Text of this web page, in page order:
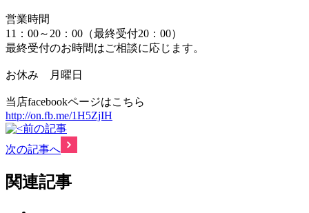
営業時間
11：00～20：00（最終受付20：00）
最終受付のお時間はご相談に応じます。
お休み 月曜日
当店facebookページはこちら
http://on.fb.me/1H5ZjIH
前の記事
次の記事へ
関連記事